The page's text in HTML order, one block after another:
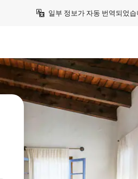
일부 정보가 자동 번역되었